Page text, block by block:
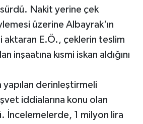
Nakit yerine çek
üzerine Albayrak'ın
aktaran E.Ö., çeklerin teslim
inşaatına kısmi iskan aldığını
yapılan derinleştirmeli
iddialarına konu olan
İncelemelerde, 1 milyon lira